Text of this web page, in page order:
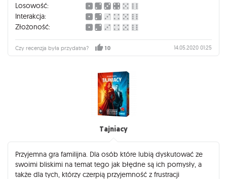
Losowość:
Interakcja:
Złożoność:
Czy recenzja była przydatna? 10 14.05.2020 01:25
Tajniacy
Przyjemna gra familijna. Dla osób które lubią dyskutować ze
swoimi bliskimi na temat tego jak błędne są ich pomysły, a
także dla tych, którzy czerpią przyjemność z frustracji